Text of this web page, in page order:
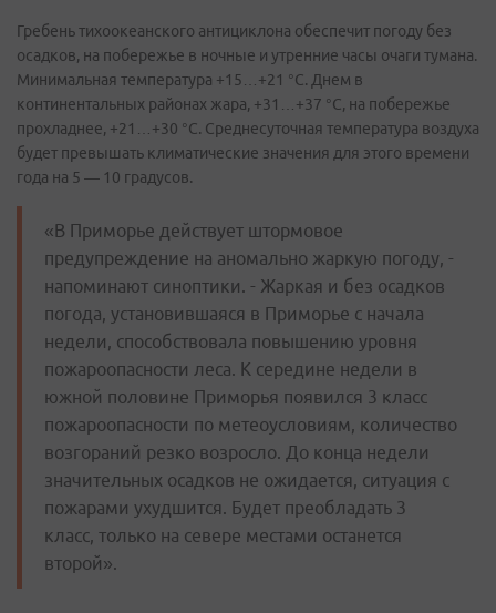
Гребень тихоокеанского антициклона обеспечит погоду без
осадков, на побережье в ночные и утренние часы очаги тумана.
Минимальная температура +15…+21 °С. Днем в
континентальных районах жара, +31…+37 °С, на побережье
прохладнее, +21…+30 °С. Среднесуточная температура воздуха
будет превышать климатические значения для этого времени
года на 5 — 10 градусов.
«В Приморье действует штормовое
предупреждение на аномально жаркую погоду, -
напоминают синоптики. - Жаркая и без осадков
погода, установившаяся в Приморье с начала
недели, способствовала повышению уровня
пожароопасности леса. К середине недели в
южной половине Приморья появился 3 класс
пожароопасности по метеоусловиям, количество
возгораний резко возросло. До конца недели
значительных осадков не ожидается, ситуация с
пожарами ухудшится. Будет преобладать 3
класс, только на севере местами останется
второй».